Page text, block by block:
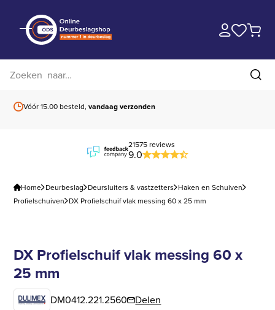
Vóór 15.00 besteld,vandaag verzonden
21575 reviews
9.0
Home Deurbeslag Deursluiters & vastzetters Haken en Schuiven
Profielschuiven DX Profielschuif vlak messing 60 x 25 mm
DX Profielschuif vlak messing 60 x
25 mm
DM0412.221.2560 Delen